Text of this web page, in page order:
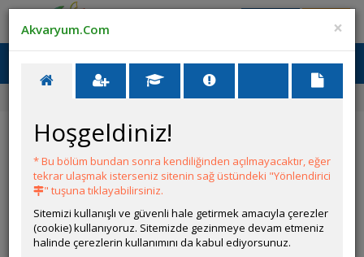
Ana Menü
Yeni Üye Forumu Lepistes
Lepistes
YANIT YAZ
N1RVANA
Çevrim Dışı
×
Akvaryum.Com
Hoşgeldiniz!
* Bu bölüm bundan sonra kendiliğinden açılmayacaktır, eğer
tekrar ulaşmak isterseniz sitenin sağ üstündeki "Yönlendirici
" tuşuna tıklayabilirsiniz.
Sitemizi kullanışlı ve güvenli hale getirmek amacıyla çerezler
(cookie) kullanıyoruz. Sitemizde gezinmeye devam etmeniz
halinde çerezlerin kullanımını da kabul ediyorsunuz.